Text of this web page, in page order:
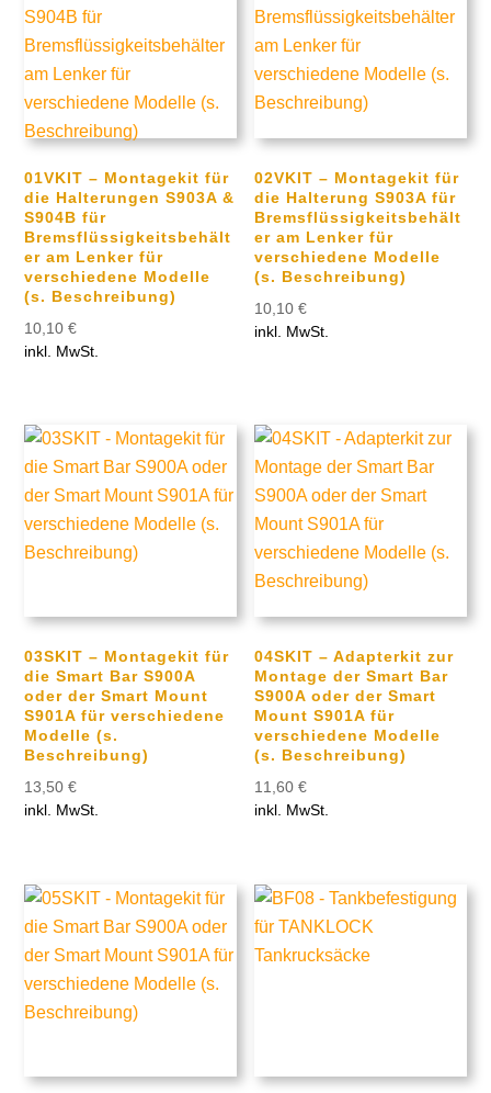
01VKIT – Montagekit für
die Halterungen S903A &
S904B für
Bremsflüssigkeitsbehält
er am Lenker für
verschiedene Modelle
(s. Beschreibung)
10,10€
inkl. MwSt.
02VKIT – Montagekit für
die Halterung S903A für
Bremsflüssigkeitsbehält
er am Lenker für
verschiedene Modelle
(s. Beschreibung)
10,10€
inkl. MwSt.
03SKIT – Montagekit für
die Smart Bar S900A
oder der Smart Mount
S901A für verschiedene
Modelle (s.
Beschreibung)
13,50€
inkl. MwSt.
04SKIT – Adapterkit zur
Montage der Smart Bar
S900A oder der Smart
Mount S901A für
verschiedene Modelle
(s. Beschreibung)
11,60€
inkl. MwSt.